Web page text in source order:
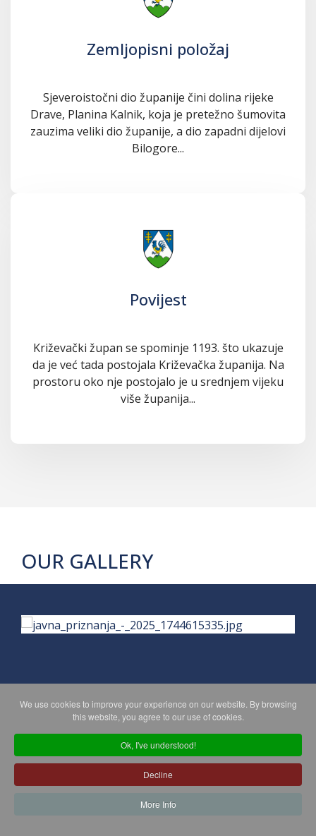
Zemljopisni položaj
Sjeveroistočni dio županije čini dolina rijeke
Drave, Planina Kalnik, koja je pretežno šumovita
zauzima veliki dio županije, a dio zapadni dijelovi
Bilogore...
Povijest
Križevački župan se spominje 1193. što ukazuje
da je već tada postojala Križevačka županija. Na
prostoru oko nje postojalo je u srednjem vijeku
više županija...
OUR GALLERY
PRIVACY POLICY MAPA WEBA
Copyright © 2026 Koprivničko - križevačka županija. All Rights
Reserved.
We use cookies to improve your experience on our website. By browsing
this website, you agree to our use of cookies.
Ok, I've understood!
Decline
More Info